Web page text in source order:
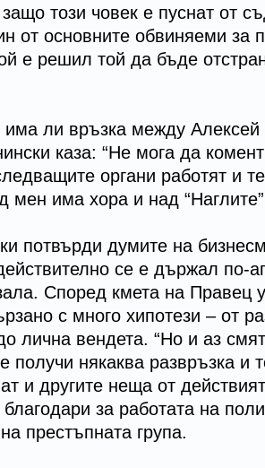
този човек е пуснат от
от основните обвиняеми за
е решил той да бъде
ли връзка между Алексей
каза: “Не мога да
органи работят и
мен има хора и над
потвърди думите на
се е държал по-
Според кмета на Правец
с много хипотези – от
лична вендета. “Но и аз
получи някаква развръзка и
и другите неща от
за работата на
престъпната група.